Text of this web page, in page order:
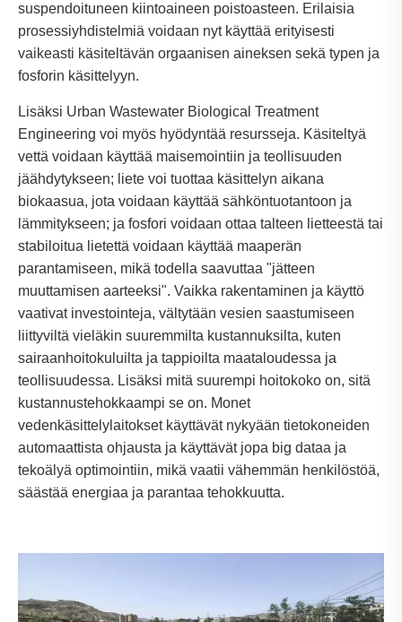
suspendoituneen kiintoaineen poistoasteen. Erilaisia ​​
prosessiyhdistelmiä voidaan nyt käyttää erityisesti
vaikeasti käsiteltävän orgaanisen aineksen sekä typen ja
fosforin käsittelyyn.
Lisäksi Urban Wastewater Biological Treatment
Engineering voi myös hyödyntää resursseja. Käsiteltyä
vettä voidaan käyttää maisemointiin ja teollisuuden
jäähdytykseen; liete voi tuottaa käsittelyn aikana
biokaasua, jota voidaan käyttää sähköntuotantoon ja
lämmitykseen; ja fosfori voidaan ottaa talteen lietteestä tai
stabiloitua lietettä voidaan käyttää maaperän
parantamiseen, mikä todella saavuttaa "jätteen
muuttamisen aarteeksi". Vaikka rakentaminen ja käyttö
vaativat investointeja, vältytään vesien saastumiseen
liittyviltä vieläkin suuremmilta kustannuksilta, kuten
sairaanhoitokuluilta ja tappioilta maataloudessa ja
teollisuudessa. Lisäksi mitä suurempi hoitokoko on, sitä
kustannustehokkaampi se on. Monet
vedenkäsittelylaitokset käyttävät nykyään tietokoneiden
automaattista ohjausta ja käyttävät jopa big dataa ja
tekoälyä optimointiin, mikä vaatii vähemmän henkilöstöä,
säästää energiaa ja parantaa tehokkuutta.